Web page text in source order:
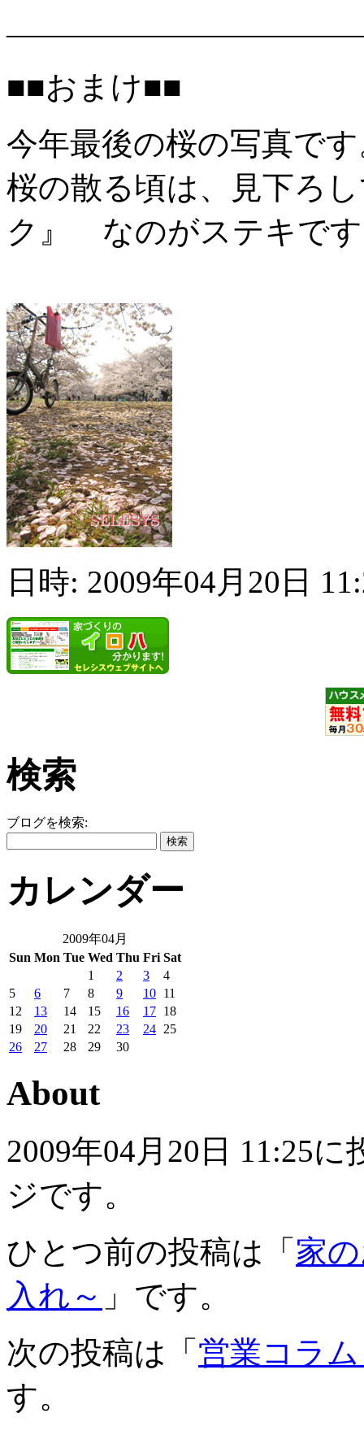
■■おまけ■■
今年最後の桜の写真で
桜の散る頃は、見下ろ
ク』 なのがステキで
日時: 2009年04月20日
検索
ブログを検索:
カレンダー
2009年04月
Sun Mon Tue Wed Thu Fri Sat
1
2 3
4
5
6 7 8 9 10 11
12
13 14 15 16 17 18
19
20 21 22 23 24 25
26
27 28 29 30
About
2009年04月20日 11:25
ジです。
ひとつ前の投稿は「 家
入れ～ 」です。
次の投稿は「 営業コラ
す。